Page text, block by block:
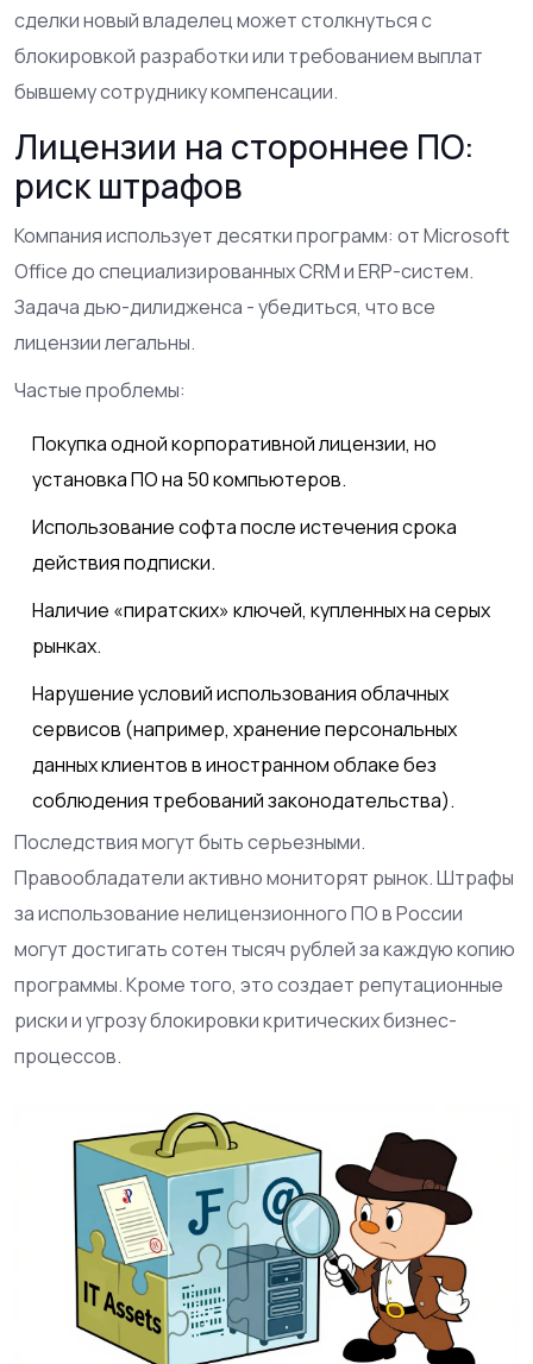
сделки новый владелец может столкнуться с
блокировкой разработки или требованием выплат
бывшему сотруднику компенсации.
Лицензии на стороннее ПО:
риск штрафов
Компания использует десятки программ: от Microsoft
Office до специализированных CRM и ERP-систем.
Задача дью-дилидженса - убедиться, что все
лицензии легальны.
Частые проблемы:
Покупка одной корпоративной лицензии, но
установка ПО на 50 компьютеров.
Использование софта после истечения срока
действия подписки.
Наличие «пиратских» ключей, купленных на серых
рынках.
Нарушение условий использования облачных
сервисов (например, хранение персональных
данных клиентов в иностранном облаке без
соблюдения требований законодательства).
Последствия могут быть серьезными.
Правообладатели активно мониторят рынок. Штрафы
за использование нелицензионного ПО в России
могут достигать сотен тысяч рублей за каждую копию
программы. Кроме того, это создает репутационные
риски и угрозу блокировки критических бизнес-
процессов.